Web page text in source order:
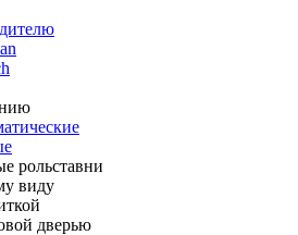
виду
дверью